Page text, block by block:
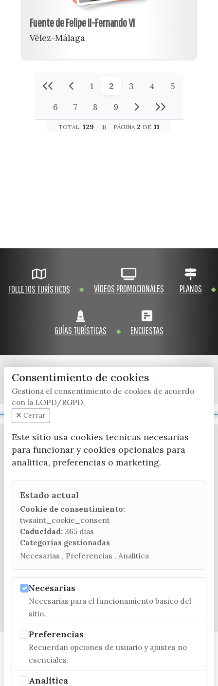
Fuente de Felipe II-Fernando VI
Vélez-Málaga
1 2 3 4
5
6
7 8 9
TOTAL: 129 PÁGINA 2 DE 11
FOLLETOS TURÍSTICOS VÍDEOS PROMOCIONALES PLANOS
GUÍAS TURÍSTICAS ENCUESTAS
x / twitter facebook youtube instagram
CONTACTA CON LA OFICINA DE TURISMO
(+34) 952 541 104
turismo@velezmalaga.es
C/ Poniente, 2. CP 29740 - Torre del Mar
Consentimiento de cookies
Gestiona el consentimiento de cookies de acuerdo
con la LOPD/RGPD.
Cerrar
Este sitio usa cookies tecnicas necesarias
para funcionar y cookies opcionales para
analitica, preferencias o marketing.
Estado actual
Cookie de consentimiento:
twsaint_cookie_consent
Caducidad: 365 dias
Categorias gestionadas
Necesarias , Preferencias , Analitica
Necesarias
Necesarias para el funcionamiento basico del
sitio.
Preferencias
Recuerdan opciones de usuario y ajustes no
esenciales.
Analitica